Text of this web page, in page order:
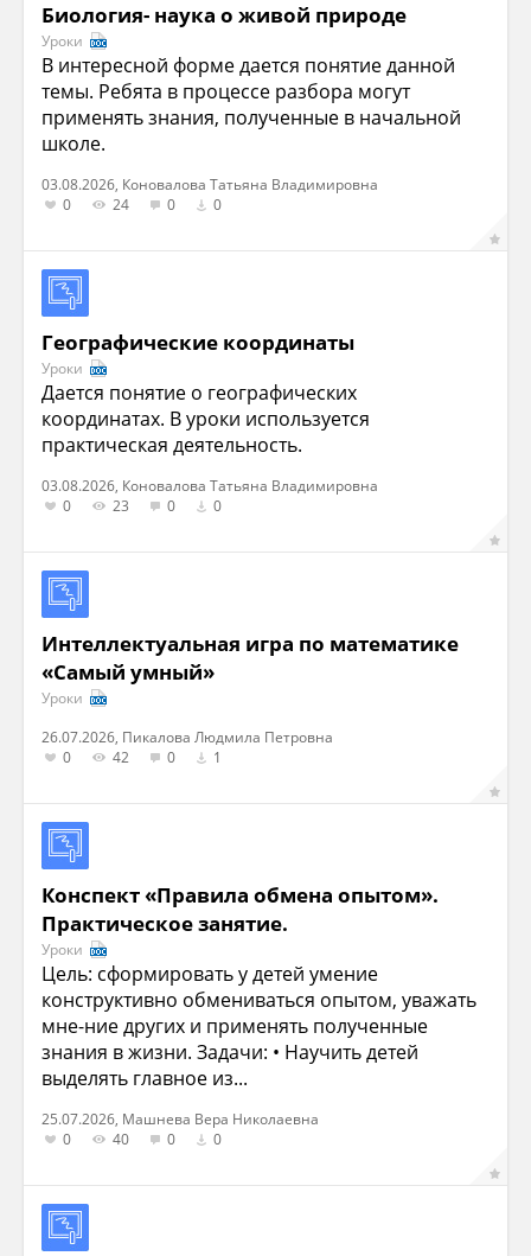
Биология- наука о живой природе
Уроки
В интересной форме дается понятие данной
темы. Ребята в процессе разбора могут
применять знания, полученные в начальной
школе.
03.08.2026, Коновалова Татьяна Владимировна
0
24 0 0
Географические координаты
Уроки
Дается понятие о географических
координатах. В уроки используется
практическая деятельность.
03.08.2026, Коновалова Татьяна Владимировна
0
23 0 0
Интеллектуальная игра по математике
«Самый умный»
Уроки
26.07.2026, Пикалова Людмила Петровна
0
42 0 1
Конспект «Правила обмена опытом».
Практическое занятие.
Уроки
Цель: сформировать у детей умение
конструктивно обмениваться опытом, уважать
мне-ние других и применять полученные
знания в жизни. Задачи: • Научить детей
выделять главное из...
25.07.2026, Машнева Вера Николаевна
0
40 0 0